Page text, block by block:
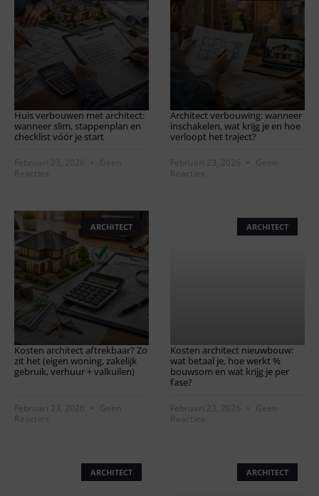
Huis verbouwen met architect:
wanneer slim, stappenplan en
checklist vóór je start
Februari 23, 2026
Geen
Reacties
Architect verbouwing: wanneer
inschakelen, wat krijg je en hoe
verloopt het traject?
Februari 23, 2026
Geen
Reacties
ARCHITECT
Kosten architect aftrekbaar? Zo
zit het (eigen woning, zakelijk
gebruik, verhuur + valkuilen)
Februari 23, 2026
Geen
Reacties
ARCHITECT
Kosten architect nieuwbouw:
wat betaal je, hoe werkt %
bouwsom en wat krijg je per
fase?
Februari 23, 2026
Geen
Reacties
ARCHITECT ARCHITECT